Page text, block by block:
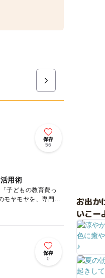
保存
56
用術
子どもの教育費っ
ヤモヤを、専門の
保存
0
お出か
いこー